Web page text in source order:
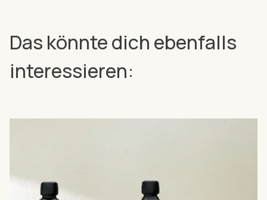
Das könnte dich ebenfalls
interessieren: